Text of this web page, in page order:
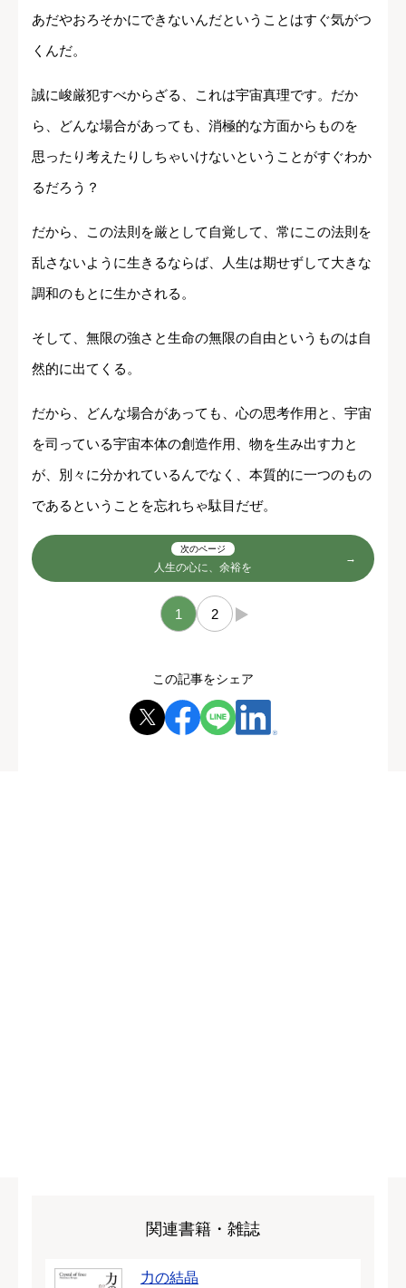
あだやおろそかにできないんだということはすぐ気がつ
くんだ。
誠に峻厳犯すべからざる、これは宇宙真理です。だか
ら、どんな場合があっても、消極的な方面からものを
思ったり考えたりしちゃいけないということがすぐわか
るだろう？
だから、この法則を厳として自覚して、常にこの法則を
乱さないように生きるならば、人生は期せずして大きな
調和のもとに生かされる。
そして、無限の強さと生命の無限の自由というものは自
然的に出てくる。
だから、どんな場合があっても、心の思考作用と、宇宙
を司っている宇宙本体の創造作用、物を生み出す力と
が、別々に分かれているんでなく、本質的に一つのもの
であるということを忘れちゃ駄目だぜ。
次のページ
人生の心に、余裕を
1 2 →
この記事をシェア
関連書籍・雑誌
力の結晶